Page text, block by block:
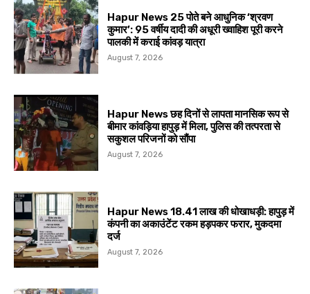
Hapur News 25 पोते बने आधुनिक ‘श्रवण
कुमार’: 95 वर्षीय दादी की अधूरी ख्वाहिश पूरी करने
पालकी में कराई कांवड़ यात्रा
August 7, 2026
Hapur News छह दिनों से लापता मानसिक रूप से
बीमार कांवड़िया हापुड़ में मिला, पुलिस की तत्परता से
सकुशल परिजनों को सौंपा
August 7, 2026
Hapur News 18.41 लाख की धोखाधड़ी: हापुड़ में
कंपनी का अकाउंटेंट रकम हड़पकर फरार, मुकदमा
दर्ज
August 7, 2026